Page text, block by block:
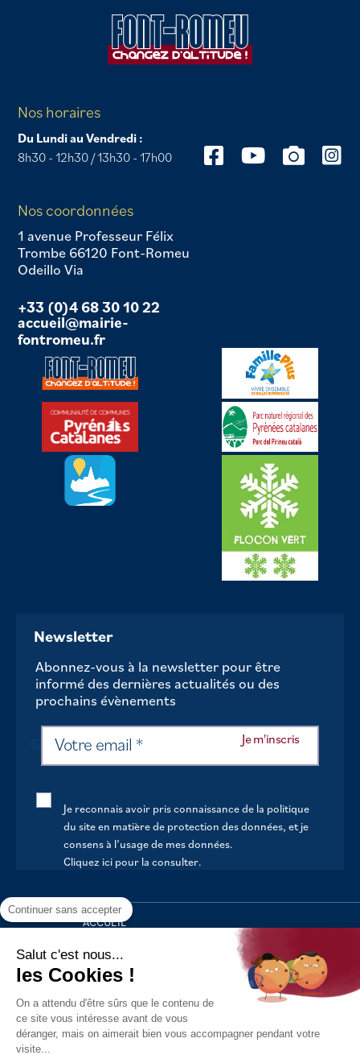
Nos horaires
Du Lundi au Vendredi :
8h30 - 12h30 / 13h30 - 17h00
Nos coordonnées
1 avenue Professeur Félix
Trombe 66120 Font-Romeu
Odeillo Via
+33 (0)4 68 30 10 22
accueil@mairie-
fontromeu.fr
Newsletter
Abonnez-vous à la newsletter pour être
informé des dernières actualités ou des
prochains évènements
Je reconnais avoir pris connaissance de la politique
du site en matière de protection des données, et je
consens à l’usage de mes données.
Cliquez ici pour la consulter.
ACCUEIL
VOTRE MAIRIE
VOTRE QUOTIDIEN
AU FIL DE LA VIE
LOISIRS
Continuer sans accepter
Salut c'est nous...
les Cookies !
On a attendu d'être sûrs que le contenu de
ce site vous intéresse avant de vous
déranger, mais on aimerait bien vous accompagner pendant votre
visite...